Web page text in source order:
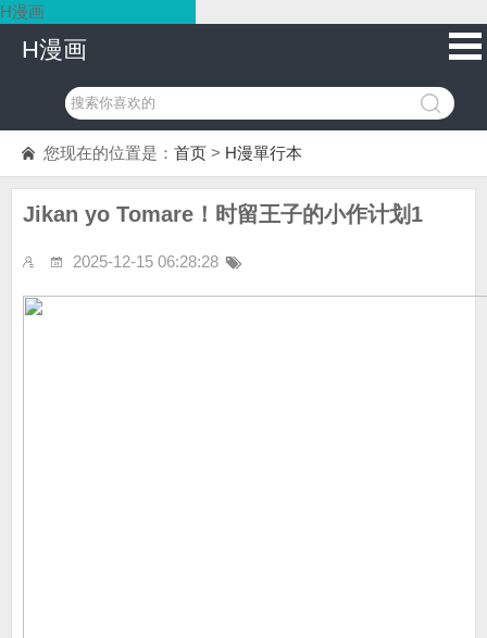
H漫画
H漫画
您现在的位置是： 首页 > H漫單行本
Jikan yo Tomare！时留王子的小作计划1
2025-12-15 06:28:28